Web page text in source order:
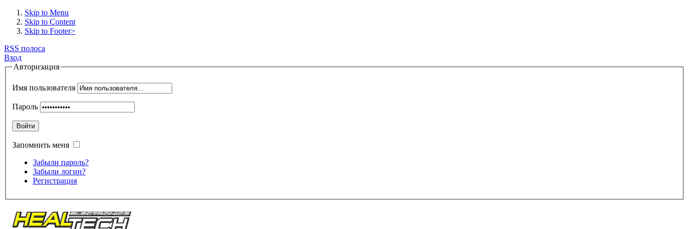
Skip to Menu
Skip to Content
Skip to Footer>
RSS полоса
Вход
Авторизация
Имя пользователя
Пароль
Войти
Запомнить меня
Забыли пароль?
Забыли логин?
Регистрация